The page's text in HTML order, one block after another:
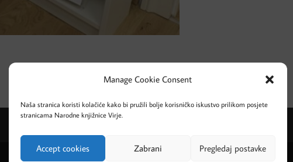
Manage Cookie Consent
Naša stranica koristi kolačiće kako bi pružili bolje korisničko iskustvo prilikom posjete
stranicama Narodne knjižnice Virje.
Accept cookies Zabrani Pregledaj postavke